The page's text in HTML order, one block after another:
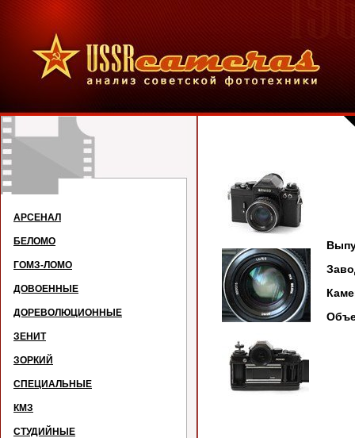
АРСЕНАЛ
БЕЛОМО
ГОМЗ-ЛОМО
ДОВОЕННЫЕ
ДОРЕВОЛЮЦИОННЫЕ
ЗЕНИТ
ЗОРКИЙ
СПЕЦИАЛЬНЫЕ
КМЗ
СТУДИЙНЫЕ